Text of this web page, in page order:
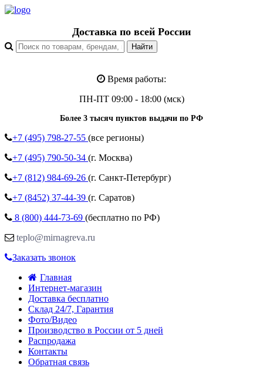
Доставка по всей России
Время работы:
ПН-ПТ 09:00 - 18:00 (мск)
Более 3 тысяч пунктов выдачи по РФ
+7 (495) 798-27-55 (все регионы)
+7 (495) 790-50-34 (г. Москва)
+7 (812) 984-69-26 (г. Санкт-Петербург)
+7 (8452) 37-44-39 (г. Саратов)
8 (800) 444-73-69 (бесплатно по РФ)
teplo@mirnagreva.ru
Заказать звонок
Главная
Интернет-магазин
Доставка бесплатно
Склад 24/7, Гарантия
Фото/Видео
Производство в России от 5 дней
Распродажа
Контакты
Обратная связь